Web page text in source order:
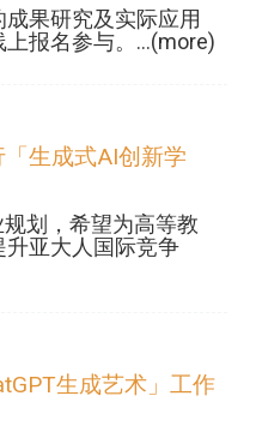
果研究及实际应用
报名参与。...(more)
生成式AI创新学
划，希望为高等教
亚大人国际竞争
生成艺术」工作